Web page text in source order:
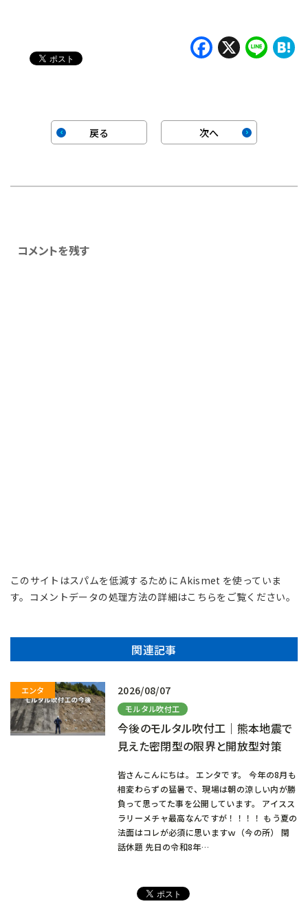
X
戻る 次へ
コメントを残す
このサイトはスパムを低減するために Akismet を使っていま
す。 コメントデータの処理方法の詳細はこちらをご覧ください。
関連記事
2026/08/07
モルタル吹付工
今後のモルタル吹付工｜熊本地震で
見えた密閉型の限界と開放型対策
皆さんこんにちは。 エンタです。 今年の8月も
相変わらずの猛暑で、現場は朝の涼しい内が勝
負って思ってた事を公開しています。 アイスス
ラリーメチャ最高なんですが！！！！ もう夏の
法面はコレが必須に思いますｗ（今の所） 閑
話休題 先日の令和8年…